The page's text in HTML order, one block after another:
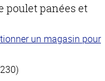
poulet panées et
un magasin pour